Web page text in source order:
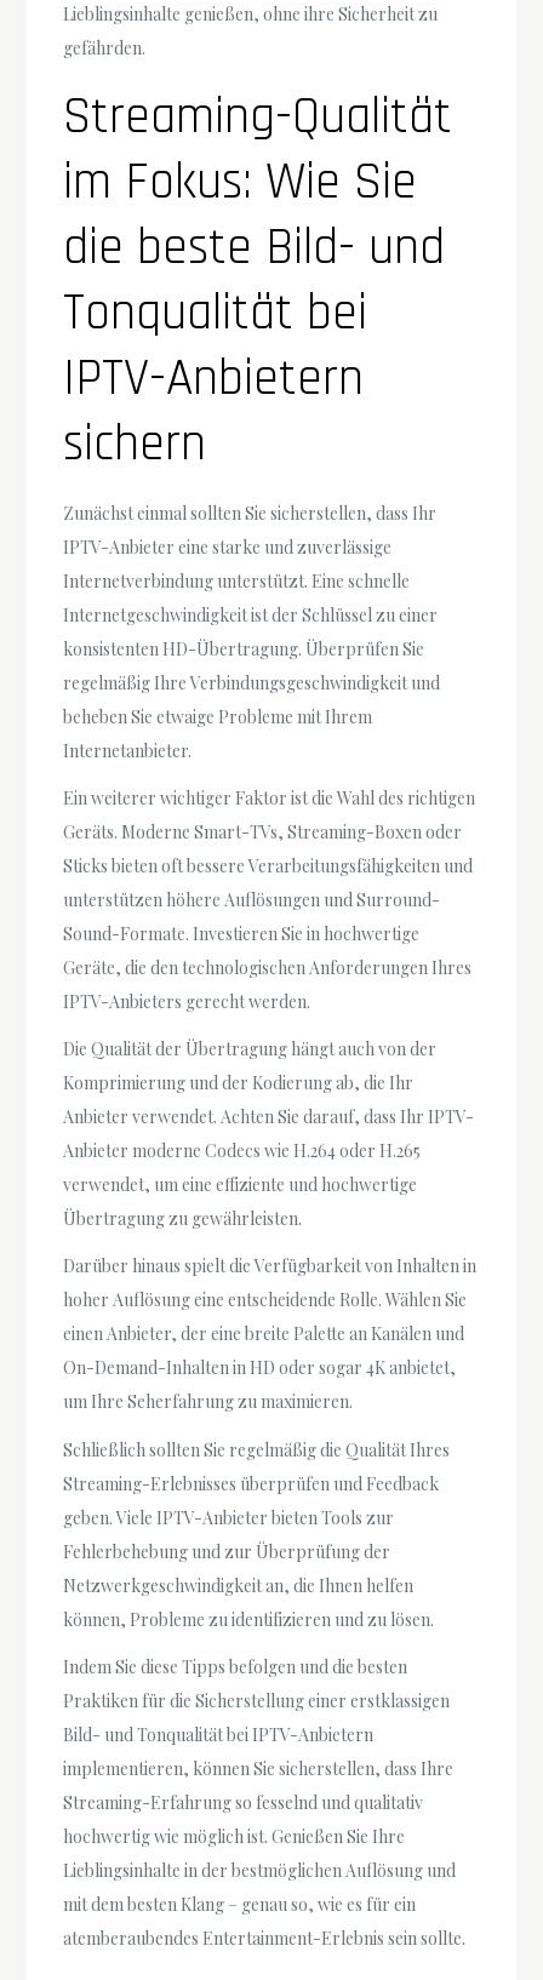
Lieblingsinhalte genießen, ohne ihre Sicherheit zu
gefährden.
Streaming-Qualität
im Fokus: Wie Sie
die beste Bild- und
Tonqualität bei
IPTV-Anbietern
sichern
Zunächst einmal sollten Sie sicherstellen, dass Ihr
IPTV-Anbieter eine starke und zuverlässige
Internetverbindung unterstützt. Eine schnelle
Internetgeschwindigkeit ist der Schlüssel zu einer
konsistenten HD-Übertragung. Überprüfen Sie
regelmäßig Ihre Verbindungsgeschwindigkeit und
beheben Sie etwaige Probleme mit Ihrem
Internetanbieter.
Ein weiterer wichtiger Faktor ist die Wahl des richtigen
Geräts. Moderne Smart-TVs, Streaming-Boxen oder
Sticks bieten oft bessere Verarbeitungsfähigkeiten und
unterstützen höhere Auflösungen und Surround-
Sound-Formate. Investieren Sie in hochwertige
Geräte, die den technologischen Anforderungen Ihres
IPTV-Anbieters gerecht werden.
Die Qualität der Übertragung hängt auch von der
Komprimierung und der Kodierung ab, die Ihr
Anbieter verwendet. Achten Sie darauf, dass Ihr IPTV-
Anbieter moderne Codecs wie H.264 oder H.265
verwendet, um eine effiziente und hochwertige
Übertragung zu gewährleisten.
Darüber hinaus spielt die Verfügbarkeit von Inhalten in
hoher Auflösung eine entscheidende Rolle. Wählen Sie
einen Anbieter, der eine breite Palette an Kanälen und
On-Demand-Inhalten in HD oder sogar 4K anbietet,
um Ihre Seherfahrung zu maximieren.
Schließlich sollten Sie regelmäßig die Qualität Ihres
Streaming-Erlebnisses überprüfen und Feedback
geben. Viele IPTV-Anbieter bieten Tools zur
Fehlerbehebung und zur Überprüfung der
Netzwerkgeschwindigkeit an, die Ihnen helfen
können, Probleme zu identifizieren und zu lösen.
Indem Sie diese Tipps befolgen und die besten
Praktiken für die Sicherstellung einer erstklassigen
Bild- und Tonqualität bei IPTV-Anbietern
implementieren, können Sie sicherstellen, dass Ihre
Streaming-Erfahrung so fesselnd und qualitativ
hochwertig wie möglich ist. Genießen Sie Ihre
Lieblingsinhalte in der bestmöglichen Auflösung und
mit dem besten Klang – genau so, wie es für ein
atemberaubendes Entertainment-Erlebnis sein sollte.